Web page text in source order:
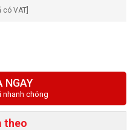
có VAT]
NGAY
nhanh chóng
theo